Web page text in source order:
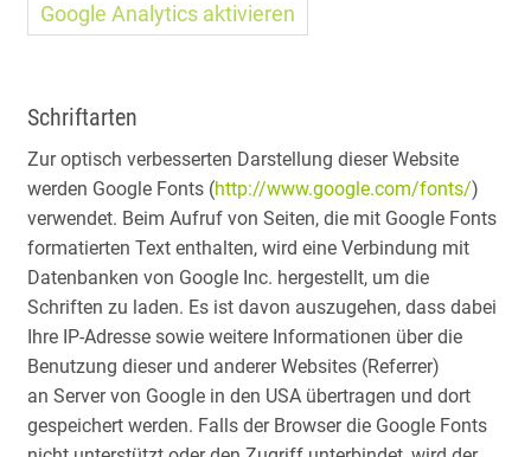
Google Analytics aktivieren
Schriftarten
Zur optisch verbesserten Darstellung dieser Website
werden Google Fonts (http://www.google.com/fonts/)
verwendet. Beim Aufruf von Seiten, die mit Google Fonts
formatierten Text enthalten, wird eine Verbindung mit
Datenbanken von Google Inc. hergestellt, um die
Schriften zu laden. Es ist davon auszugehen, dass dabei
Ihre IP-Adresse sowie weitere Informationen über die
Benutzung dieser und anderer Websites (Referrer)
an Server von Google in den USA übertragen und dort
gespeichert werden. Falls der Browser die Google Fonts